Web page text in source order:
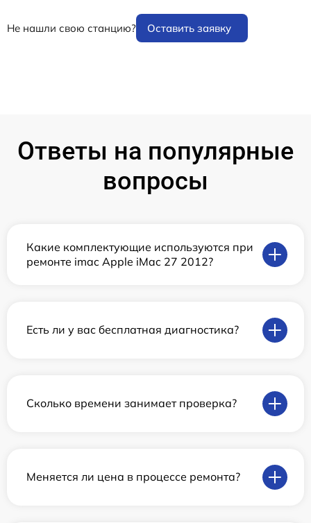
Не нашли свою станцию? Оставить заявку
Ответы на популярные
вопросы
Какие комплектующие используются при
ремонте imac Apple iMac 27 2012?
Есть ли у вас бесплатная диагностика?
Сколько времени занимает проверка?
Меняется ли цена в процессе ремонта?